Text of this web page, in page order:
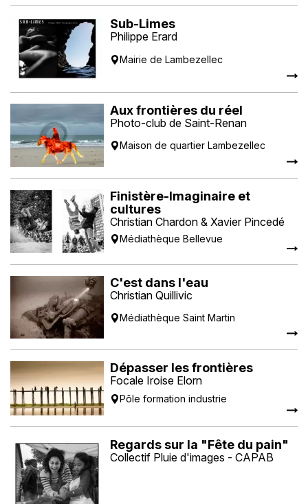
Sub-Limes
Philippe Erard
Mairie de Lambezellec
Aux frontières du réel
Photo-club de Saint-Renan
Maison de quartier Lambezellec
Finistère-Imaginaire et
cultures
Christian Chardon & Xavier Pincedé
Médiathèque Bellevue
C'est dans l'eau
Christian Quillivic
Médiathèque Saint Martin
Dépasser les frontières
Focale Iroise Elorn
Pôle formation industrie
Regards sur la "Fête du pain"
Collectif Pluie d'images - CAPAB